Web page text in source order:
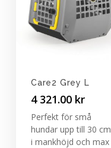
Care2 Grey L
4 321.00 kr
Perfekt för små
hundar upp till 30 cm
i mankhöjd och max